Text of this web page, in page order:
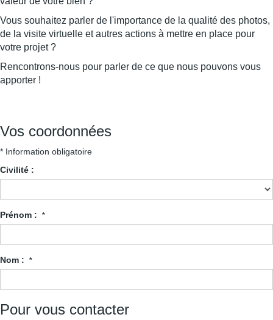
Vous souhaitez parler de l'importance de la qualité des photos,
de la visite virtuelle et autres actions à mettre en place pour
votre projet ?
Rencontrons-nous pour parler de ce que nous pouvons vous
apporter !
Vos coordonnées
* Information obligatoire
Civilité :
Prénom : *
Nom : *
Pour vous contacter